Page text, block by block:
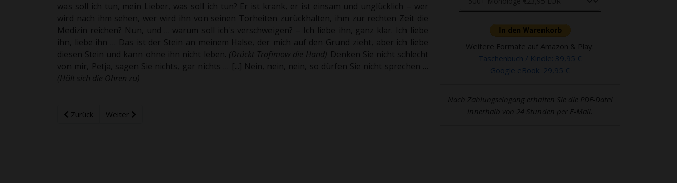
was soll ich tun, mein Lieber, was soll ich tun? Er ist krank, er ist einsam und unglücklich – wer
wird nach ihm sehen, wer wird ihn von seinen Torheiten zurückhalten, ihm zur rechten Zeit die
Medizin reichen? Nun, und … warum soll ich's verschweigen? – Ich liebe ihn, ganz klar. Ich liebe
ihn, liebe ihn … Das ist der Stein an meinem Halse, der mich auf den Grund zieht, aber ich liebe
diesen Stein und kann ohne ihn nicht leben. (Drückt Trofimow die Hand) Denken Sie nicht schlecht
von mir, Petja, sagen Sie nichts, gar nichts … [...] Nein, nein, nein, so dürfen Sie nicht sprechen …
(Hält sich die Ohren zu)
Zurück Weiter
Weitere Formate auf Amazon & Play:
Taschenbuch / Kindle: 39,95 €
Google eBook: 29,95 €
Nach Zahlungseingang erhalten Sie die PDF-Datei
innerhalb von 24 Stunden per E-Mail.